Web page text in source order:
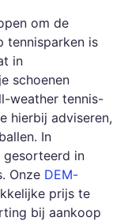
om de
tennisparken is
in
schoenen
weather tennis-
hierbij adviseren,
In
gesorteerd in
Onze DEM-
prijs te
bij aankoop